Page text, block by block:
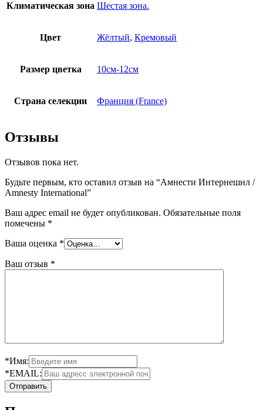
Климатическая зона Шестая зона.
Цвет Жёлтый, Кремовый
Размер цветка 10cм-12см
Страна селекции Франция (France)
Отзывы
Отзывов пока нет.
Будьте первым, кто оставил отзыв на “Амнести Интернешнл /
Amnesty International”
Ваш адрес email не будет опубликован. Обязательные поля
помечены *
Ваша оценка *
Ваш отзыв *
*Имя:
*EMAIL: